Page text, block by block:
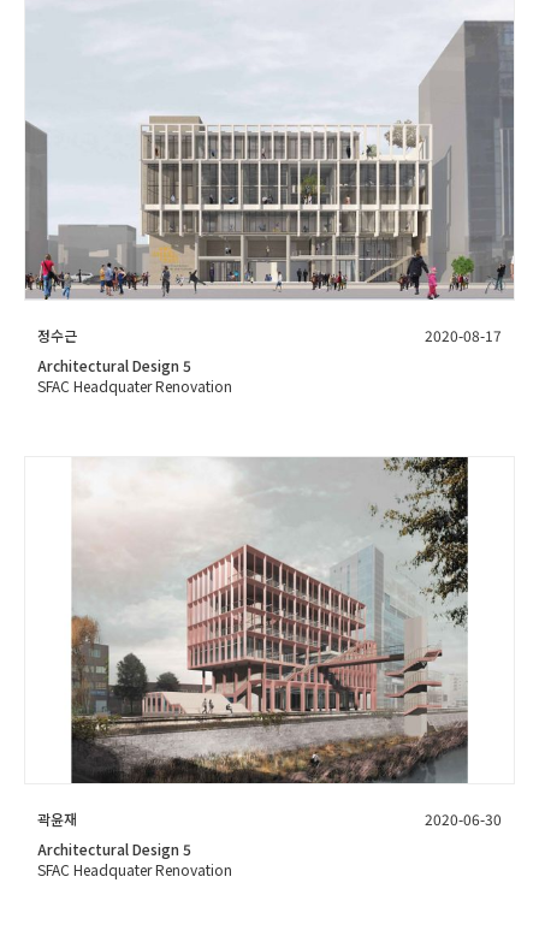
정수근
2020-08-17
Architectural Design 5
SFAC Headquater Renovation
곽윤재
2020-06-30
Architectural Design 5
SFAC Headquater Renovation